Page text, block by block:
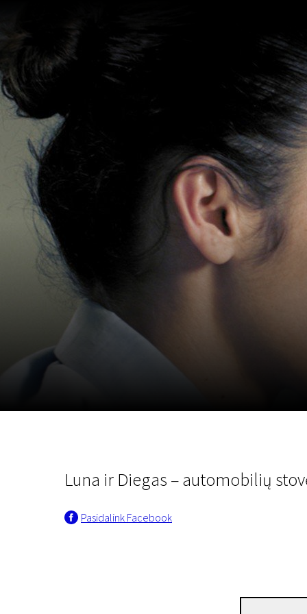
Luna ir Diegas – automobilių
Pasidalink Facebook